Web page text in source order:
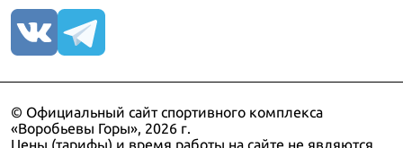
© Официальный сайт спортивного комплекса
«Воробьевы Горы», 2026 г.
Цены (тарифы) и время работы на сайте не являются